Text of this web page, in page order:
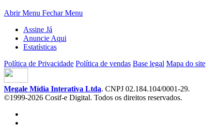
Abrir Menu Fechar Menu
Assine Já
Anuncie Aqui
Estatísticas
Política de Privacidade Política de vendas Base legal Mapa do site
Megale Mídia Interativa Ltda. CNPJ 02.184.104/0001-29.
©1999-2026 Cosif-e Digital. Todos os direitos reservados.